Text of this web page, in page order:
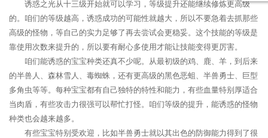
诱惑之光从十三级开始就可以学习，等级提升还能继续修炼更高级
的。咱们的等级越高，诱惑成功的可能性就越大，所以不要急着去抓那些
高级的怪物，等自己的实力足够了再去尝试会更稳妥。这个技能的等级是
靠使用次数来提升的，所以要有耐心多使用才能让技能变得更厉害。
咱们能诱惑的宝宝种类还真不少呢。从最初级的鸡、鹿、羊，到后来
的半兽人、森林雪人、毒蜘蛛，还有更高级的黑色恶蛆、半兽勇士、巨型
多角虫等等。每种宝宝都有自己独特的特性和能力，有些血量特别厚适合
当肉盾，有些攻击力很强可以帮忙打怪。咱们等级的提升，能诱惑的怪物
种类也会越来越多。
有些宝宝特别受欢迎，比如半兽勇士就以其出色的防御能力得到了很